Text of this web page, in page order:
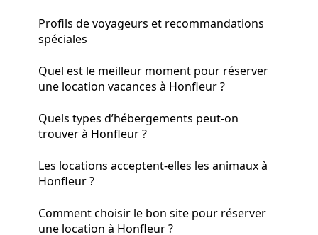
Profils de voyageurs et recommandations
spéciales
Quel est le meilleur moment pour réserver
une location vacances à Honfleur ?
Quels types d’hébergements peut-on
trouver à Honfleur ?
Les locations acceptent-elles les animaux à
Honfleur ?
Comment choisir le bon site pour réserver
une location à Honfleur ?